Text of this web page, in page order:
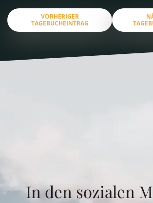
VORHERIGER
TAGEBUCHEINTRAG
In den sozialen